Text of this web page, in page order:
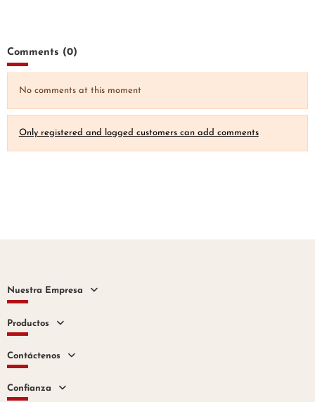
Comments (0)
No comments at this moment
Only registered and logged customers can add comments
Nuestra Empresa
Productos
Contáctenos
Confianza